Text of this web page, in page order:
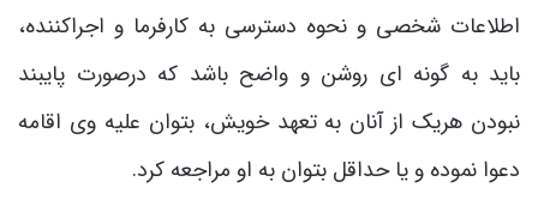
اطلاعات شخصی و نحوه دسترسی به کارفرما و اجراکننده،
باید به گونه ای روشن و واضح باشد که درصورت پایبند
نبودن هریک از آنان به تعهد خویش، بتوان علیه وی اقامه
دعوا نموده و یا حداقل بتوان به او مراجعه کرد.